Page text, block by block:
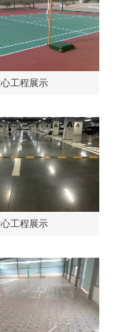
工程展示
工程展示